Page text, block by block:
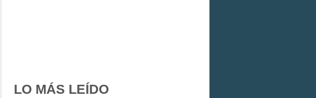
LO MÁS LEÍDO